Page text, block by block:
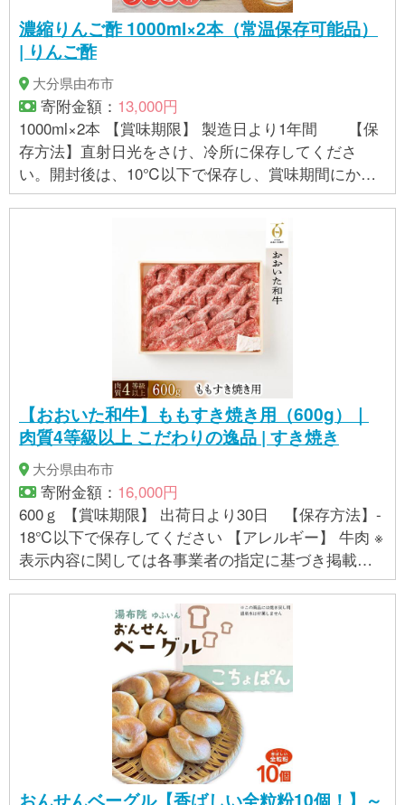
濃縮りんご酢 1000ml×2本（常温保存可能品）
| りんご酢
大分県由布市
寄附金額： 13,000円
1000ml×2本 【賞味期限】 製造日より1年間 【保
存方法】直射日光をさけ、冷所に保存してくださ
い。開封後は、10℃以下で保存し、賞味期間にかか
わらず、早めにお飲みください。 【アレルギー】 小
基づき掲載しており、一切の内容を保証するもので
はございません。 ※ご不明の点がございましたら事業
者まで直接お問い合わせ下さい。
【おおいた和牛】ももすき焼き用（600g）｜
肉質4等級以上 こだわりの逸品 | すき焼き
大分県由布市
寄附金額： 16,000円
600ｇ 【賞味期限】 出荷日より30日 【保存方法】-
18℃以下で保存してください 【アレルギー】 牛肉 ※
表示内容に関しては各事業者の指定に基づき掲載し
ており、一切の内容を保証するものではございませ
ん。 ※ご不明の点がございましたら事業者まで直接お
問い合わせ下さい。
おんせんベーグル【香ばしい全粒粉10個！】～